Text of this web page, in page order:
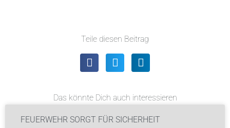
Teile diesen Beitrag
Das könnte Dich auch interessieren
FEUERWEHR SORGT FÜR SICHERHEIT